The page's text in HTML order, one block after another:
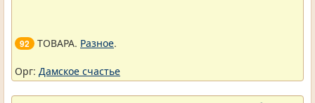
92 ТОВАРА. Разное.
Орг: Дамское счастье